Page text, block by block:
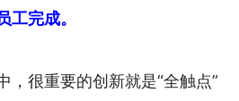
工完成。
，很重要的创新就是“全触点”